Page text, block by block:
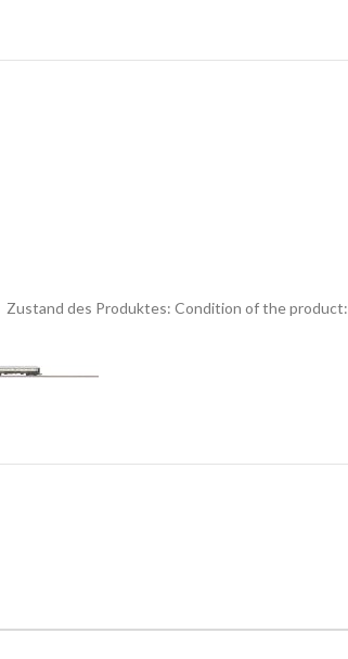
Zustand des Produktes: Condition of the product: